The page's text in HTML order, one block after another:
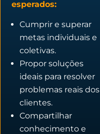
esperados:
Cumprir e superar
metas individuais e
coletivas.
Propor soluções
ideais para resolver
problemas reais dos
clientes.
Compartilhar
conhecimento e